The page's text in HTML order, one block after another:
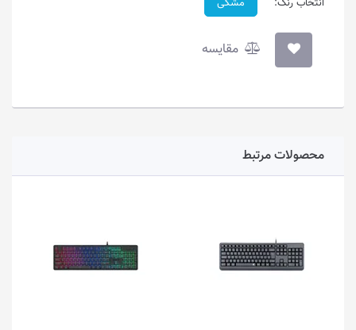
انتخاب رنگ: مشکی
مقایسه
محصولات مرتبط